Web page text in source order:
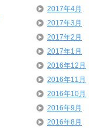
2017年4月
2017年3月
2017年2月
2017年1月
2016年12月
2016年11月
2016年10月
2016年9月
2016年8月